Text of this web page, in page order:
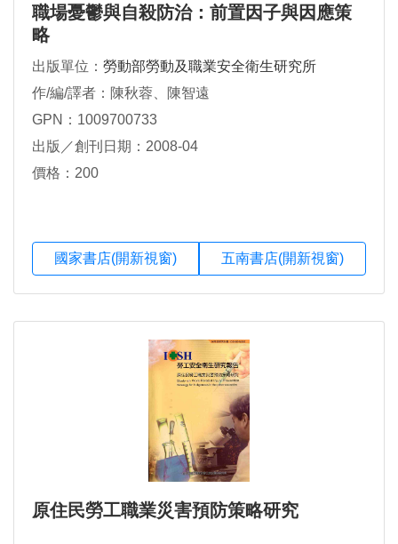
職場憂鬱與自殺防治：前置因子與因應策
略
出版單位： 勞動部勞動及職業安全衛生研究所
作/編/譯者：陳秋蓉、陳智遠
GPN：1009700733
出版／創刊日期：2008-04
價格：200
國家書店(開新視窗) 五南書店(開新視窗)
原住民勞工職業災害預防策略研究